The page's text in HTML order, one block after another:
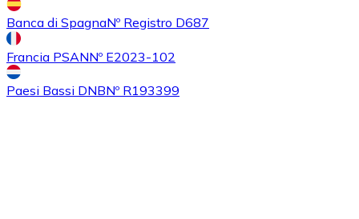
Acquistare
ETC
Banca di SpagnaNº Registro D687
Francia PSANNº E2023-102
Paesi Bassi DNBNº R193399